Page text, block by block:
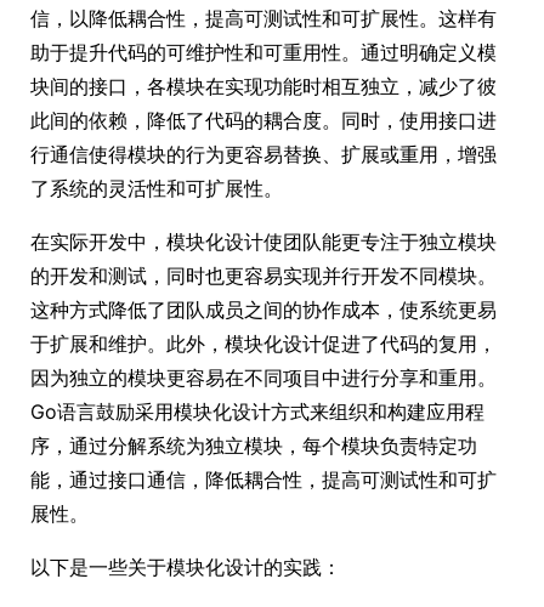
信，以降低耦合性，提高可测试性和可扩展性。这样有
助于提升代码的可维护性和可重用性。通过明确定义模
块间的接口，各模块在实现功能时相互独立，减少了彼
此间的依赖，降低了代码的耦合度。同时，使用接口进
行通信使得模块的行为更容易替换、扩展或重用，增强
了系统的灵活性和可扩展性。
在实际开发中，模块化设计使团队能更专注于独立模块
的开发和测试，同时也更容易实现并行开发不同模块。
这种方式降低了团队成员之间的协作成本，使系统更易
于扩展和维护。此外，模块化设计促进了代码的复用，
因为独立的模块更容易在不同项目中进行分享和重用。
Go语言鼓励采用模块化设计方式来组织和构建应用程
序，通过分解系统为独立模块，每个模块负责特定功
能，通过接口通信，降低耦合性，提高可测试性和可扩
展性。
以下是一些关于模块化设计的实践：